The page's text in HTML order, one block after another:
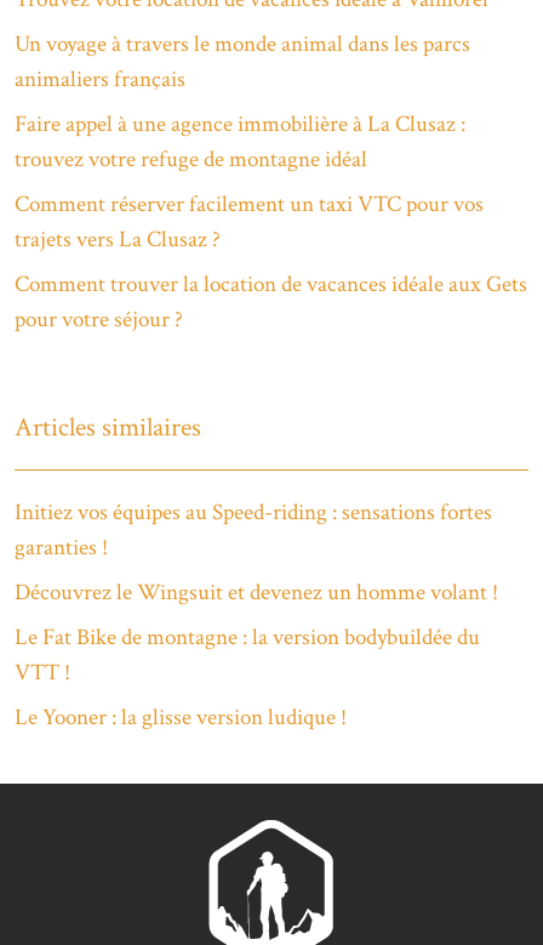
Un voyage à travers le monde animal dans les parcs
animaliers français
Faire appel à une agence immobilière à La Clusaz :
trouvez votre refuge de montagne idéal
Comment réserver facilement un taxi VTC pour vos
trajets vers La Clusaz ?
Comment trouver la location de vacances idéale aux Gets
pour votre séjour ?
Articles similaires
Initiez vos équipes au Speed-riding : sensations fortes
garanties !
Découvrez le Wingsuit et devenez un homme volant !
Le Fat Bike de montagne : la version bodybuildée du
VTT !
Le Yooner : la glisse version ludique !